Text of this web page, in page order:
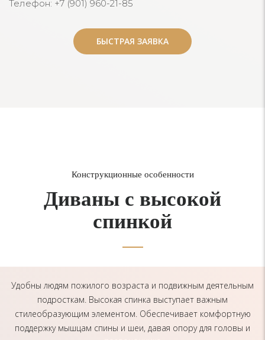
Телефон: +7 (901) 960-21-85
БЫСТРАЯ ЗАЯВКА
БЫСТРАЯ ЗАЯВКА
Конструкционные особенности
Диваны с высокой
спинкой
Удобны людям пожилого возраста и подвижным деятельным
подросткам. Высокая спинка выступает важным
стилеобразующим элементом. Обеспечивает комфортную
поддержку мышцам спины и шеи, давая опору для головы и